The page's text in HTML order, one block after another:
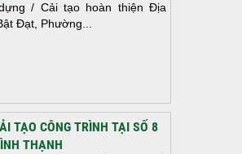
/ Cải tạo hoàn thiện Địa
Đạt, Phường...
TẠO CÔNG TRÌNH TẠI SỐ 8
THẠNH